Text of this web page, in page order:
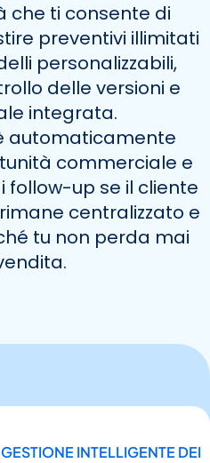
che ti consente di
preventivi illimitati
personalizzabili,
delle versioni e
integrata.
automaticamente
commerciale e
follow-up se il cliente
centralizzato e
tu non perda mai
INTELLIGENTE DEI